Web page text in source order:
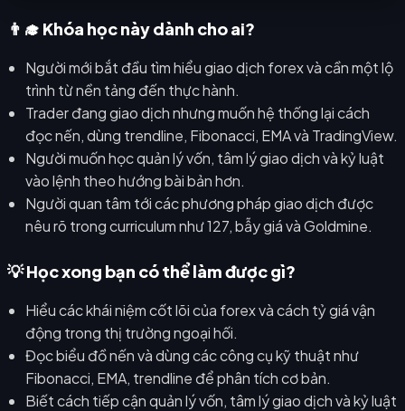
👨‍🎓 Khóa học này dành cho ai?
Người mới bắt đầu tìm hiểu giao dịch forex và cần một lộ
trình từ nền tảng đến thực hành.
Trader đang giao dịch nhưng muốn hệ thống lại cách
đọc nến, dùng trendline, Fibonacci, EMA và TradingView.
Người muốn học quản lý vốn, tâm lý giao dịch và kỷ luật
vào lệnh theo hướng bài bản hơn.
Người quan tâm tới các phương pháp giao dịch được
nêu rõ trong curriculum như 127, bẫy giá và Goldmine.
💡 Học xong bạn có thể làm được gì?
Hiểu các khái niệm cốt lõi của forex và cách tỷ giá vận
động trong thị trường ngoại hối.
Đọc biểu đồ nến và dùng các công cụ kỹ thuật như
Fibonacci, EMA, trendline để phân tích cơ bản.
Biết cách tiếp cận quản lý vốn, tâm lý giao dịch và kỷ luật